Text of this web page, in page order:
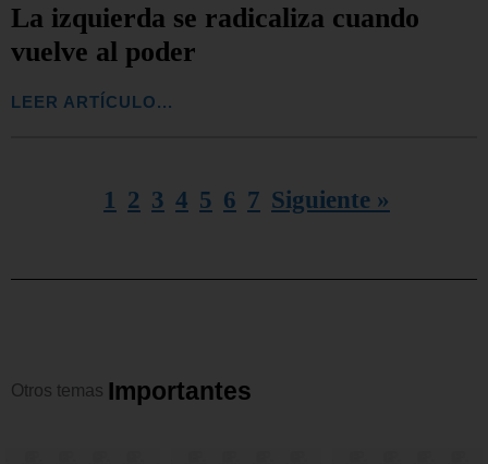
La izquierda se radicaliza cuando
vuelve al poder
LEER ARTÍCULO...
1 2 3 4 5 6 7 Siguiente »
Otros temas Importantes